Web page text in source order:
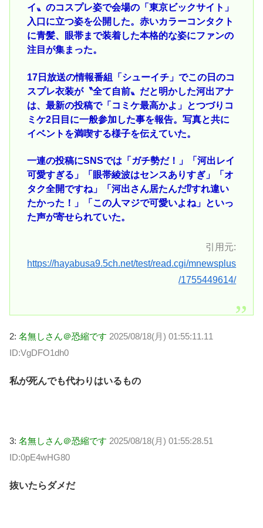
イ〟のコスプレ姿で会場の「東京ビックサイト」
入口に立つ姿を公開した。赤いカラーコンタクト
に青髪、眼帯まで装着した本格的な姿にファンの
注目が集まった。
17日放送の情報番組「シューイチ」でこの日のコ
スプレ衣装が〝全て自前〟だと明かした河出アナ
は、最新の投稿で「コミケ最高かよ」とつづりコ
ミケ2日目に一般参加した事を報告。写真と共に
イベントを満喫する様子を伝えていた。
一連の投稿にSNSでは「ガチ勢だ！」「河出レイ
可愛すぎる」「眼帯綾波はセンスありすぎ」「オ
タク全開ですね」「河出さん居たんだ⁉すれ違い
たかった！」「この人マジで可愛いよね」といっ
た声が寄せられていた。
引用元:
https://hayabusa9.5ch.net/test/read.cgi/mnewsplus
/1755449614/
2: 名無しさん＠恐縮です 2025/08/18(月) 01:55:11.11
ID:VgDFO1dh0
私が死んでも代わりはいるもの
3: 名無しさん＠恐縮です 2025/08/18(月) 01:55:28.51
ID:0pE4wHG80
抜いたらダメだ